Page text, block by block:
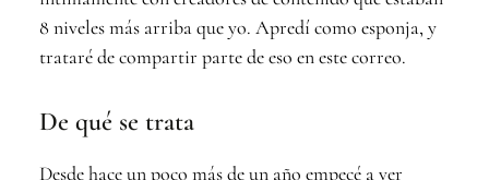
8 niveles más arriba que yo. Apredí como esponja, y
trataré de compartir parte de eso en este correo.
De qué se trata
Desde hace un poco más de un año empecé a ver